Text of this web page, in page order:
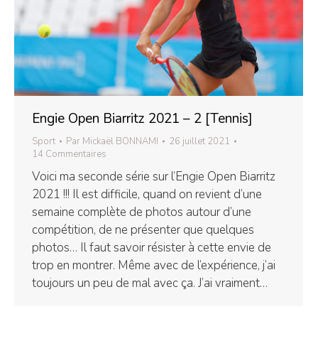
Engie Open Biarritz 2021 – 2 [Tennis]
Sport Par Mickaël BONNAMI
26 juillet 2021
14 Commentaires
Voici ma seconde série sur l’Engie Open Biarritz
2021 !!! Il est difficile, quand on revient d’une
semaine complète de photos autour d’une
compétition, de ne présenter que quelques
photos… Il faut savoir résister à cette envie de
trop en montrer. Même avec de l’expérience, j’ai
toujours un peu de mal avec ça. J’ai vraiment…